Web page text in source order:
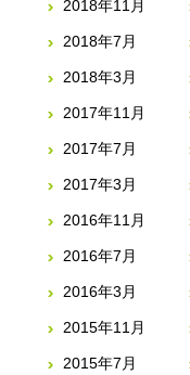
2018年11月
2018年7月
2018年3月
2017年11月
2017年7月
2017年3月
2016年11月
2016年7月
2016年3月
2015年11月
2015年7月